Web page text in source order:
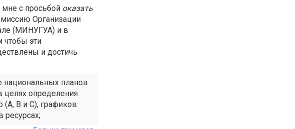
с просьбой оказать
Организации
(МИНУГУА) и в
чтобы эти
и достичь
национальных планов
целях определения
(А, В и С), графиков
ресурсах;